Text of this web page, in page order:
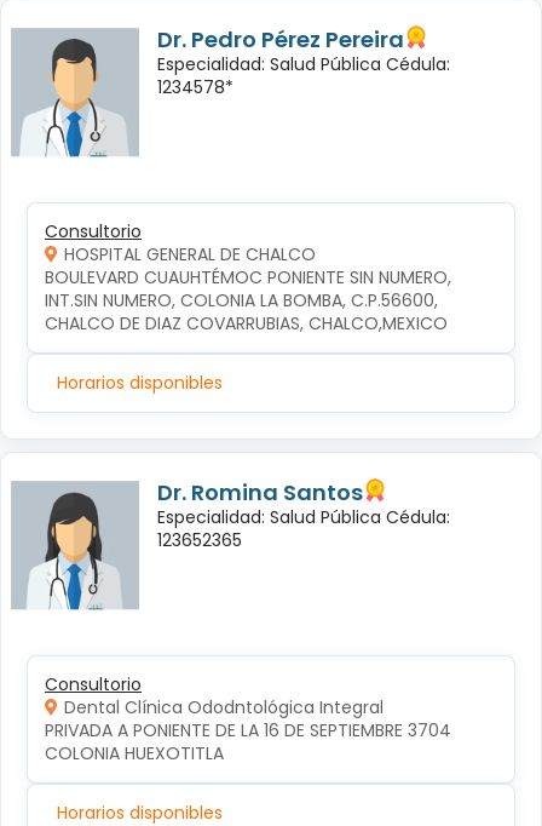
Dr. Pedro Pérez Pereira
Especialidad: Salud Pública Cédula:
1234578*
Consultorio
HOSPITAL GENERAL DE CHALCO
BOULEVARD CUAUHTÉMOC PONIENTE SIN NUMERO,
INT.SIN NUMERO, COLONIA LA BOMBA, C.P.56600,
CHALCO DE DIAZ COVARRUBIAS, CHALCO,MEXICO
Horarios disponibles
Dr. Romina Santos
Especialidad: Salud Pública Cédula:
123652365
Consultorio
Dental Clínica Ododntológica Integral
PRIVADA A PONIENTE DE LA 16 DE SEPTIEMBRE 3704
COLONIA HUEXOTITLA
Horarios disponibles